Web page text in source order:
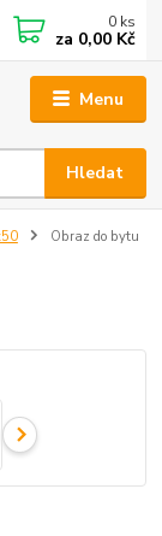
Menu
Hledat
0 ks
za 0,00 Kč
Obraz do bytu